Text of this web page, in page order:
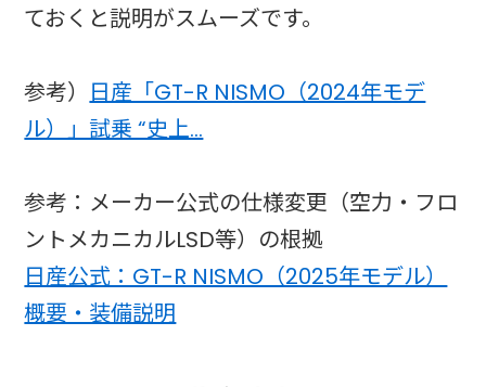
ておくと説明がスムーズです。
参考） 日産「GT-R NISMO（2024年モデ
ル）」試乗 “史上…
参考：メーカー公式の仕様変更（空力・フロ
ントメカニカルLSD等）の根拠
日産公式：GT-R NISMO（2025年モデル）
概要・装備説明